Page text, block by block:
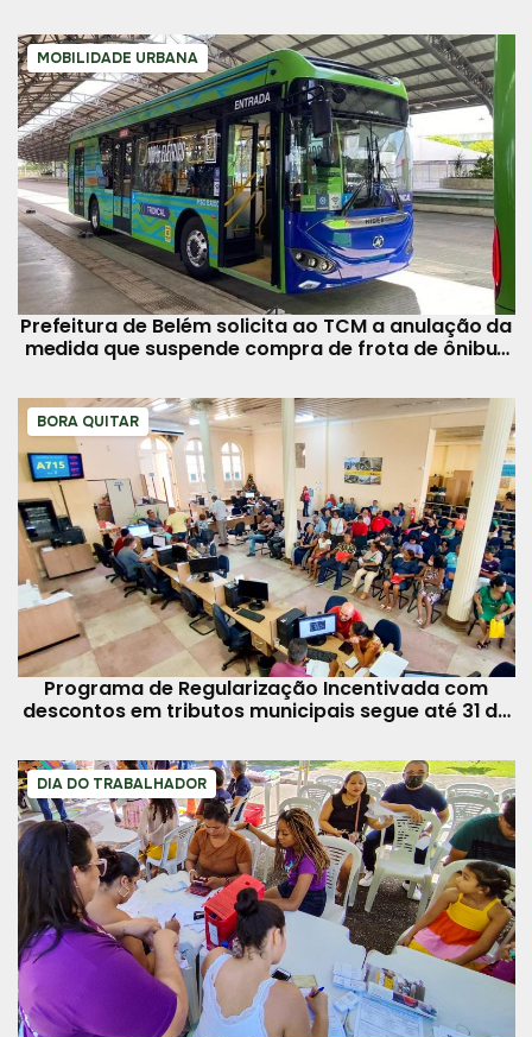
MOBILIDADE URBANA
Prefeitura de Belém solicita ao TCM a anulação da
medida que suspende compra de frota de ônibus
BORA QUITAR
Programa de Regularização Incentivada com
descontos em tributos municipais segue até 31 de
DIA DO TRABALHADOR